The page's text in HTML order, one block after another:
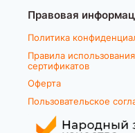
Правовая
Политика
Правила
сертификатов
Оферта
Пользовательское